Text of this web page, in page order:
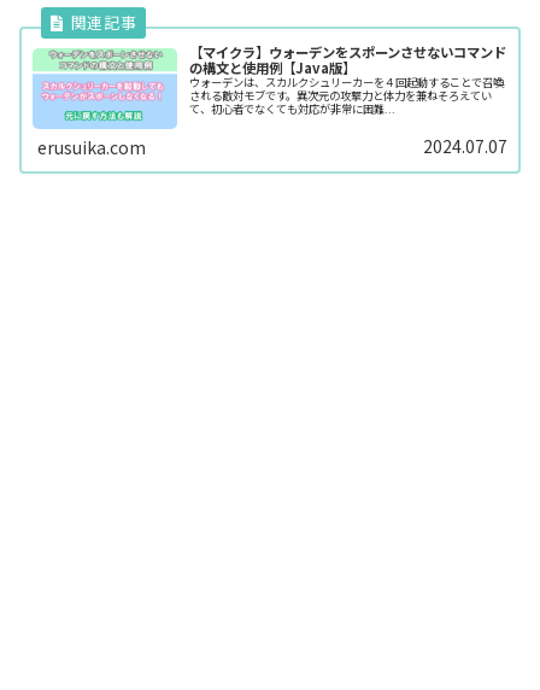
【マイクラ】ウォーデンをスポーンさせないコマンド
の構文と使用例【Java版】
ウォーデンは、スカルクシュリーカーを４回起動することで召喚
される敵対モブです。異次元の攻撃力と体力を兼ねそろえてい
て、初心者でなくても対応が非常に困難...
erusuika.com 2024.07.07